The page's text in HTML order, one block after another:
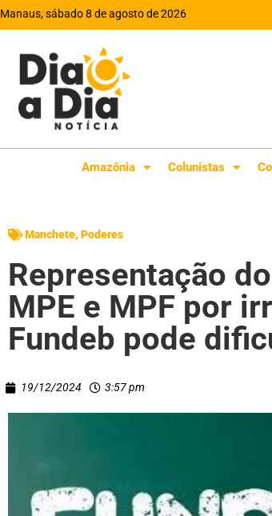
Manaus, sábado 8 de agosto de 2026
Amazônia Colunistas
Manchete, Poderes
Representação
MPE e MPF por
Fundeb pode
19/12/2024 3:57 pm